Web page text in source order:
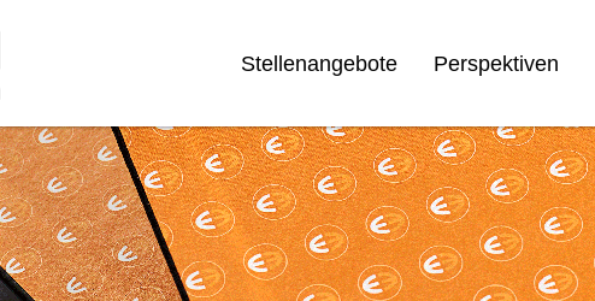
Stellenangebote Perspektiven